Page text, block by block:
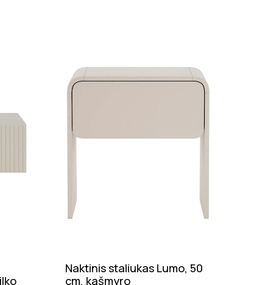
Naktinis staliukas Lumo, 50
cm, kašmyro